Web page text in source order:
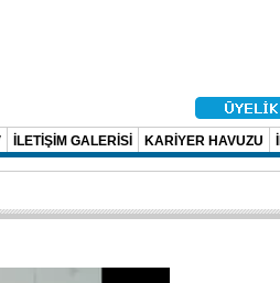
İLETİŞİM GALERİSİ KARİYER HAVUZU